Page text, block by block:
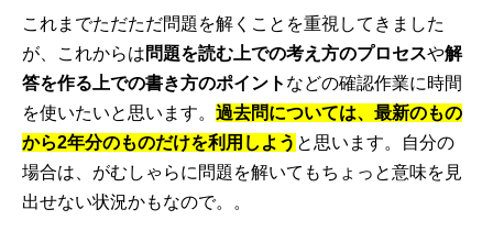
これまでただただ問題を解くことを重視してきました
が、これからは問題を読む上での考え方のプロセスや解
答を作る上での書き方のポイント などの確認作業に時間
を使いたいと思います。 過去問については、最新のもの
から2年分のものだけを利用しよう と思います。自分の
場合は、がむしゃらに問題を解いてもちょっと意味を見
出せない状況かもなので。。